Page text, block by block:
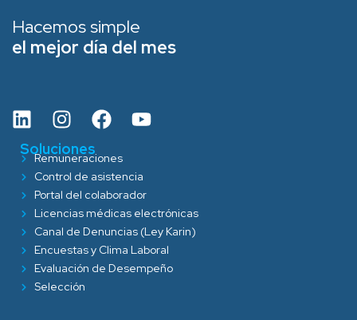
Hacemos simple
el mejor día del mes
Soluciones
Remuneraciones
Control de asistencia
Portal del colaborador
Licencias médicas electrónicas
Canal de Denuncias (Ley Karin)
Encuestas y Clima Laboral
Evaluación de Desempeño
Selección